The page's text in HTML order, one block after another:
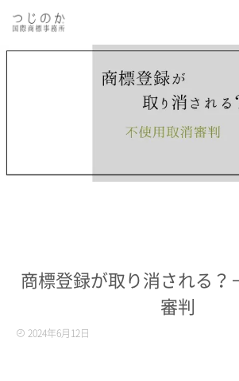
商標登録が取り消される？
審判
2024年6月12日